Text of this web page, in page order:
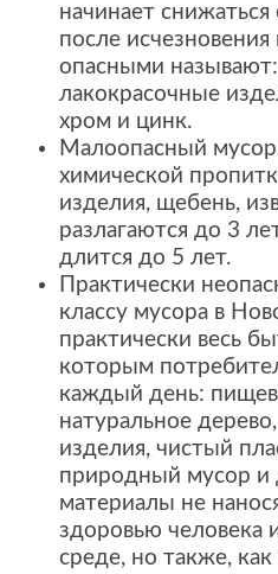
начинает
после
опасными
лакокрасочные
хром и цинк.
Малоопасный
химической
изделия, щебень,
разлагаются до 3
длится до 5 лет.
Практически
классу мусора в
практически весь
которым
каждый день:
натуральное
изделия, чистый
природный мусор и
материалы не
здоровью
среде, но также,